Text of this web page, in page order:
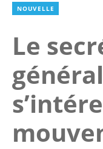
NOUVELLE
Le